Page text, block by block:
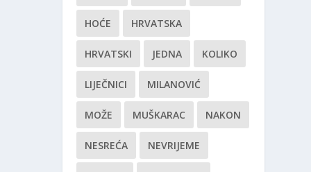
HOĆE HRVATSKA
HRVATSKI JEDNA KOLIKO
LIJEČNICI MILANOVIĆ
MOŽE MUŠKARAC NAKON
NESREĆA NEVRIJEME